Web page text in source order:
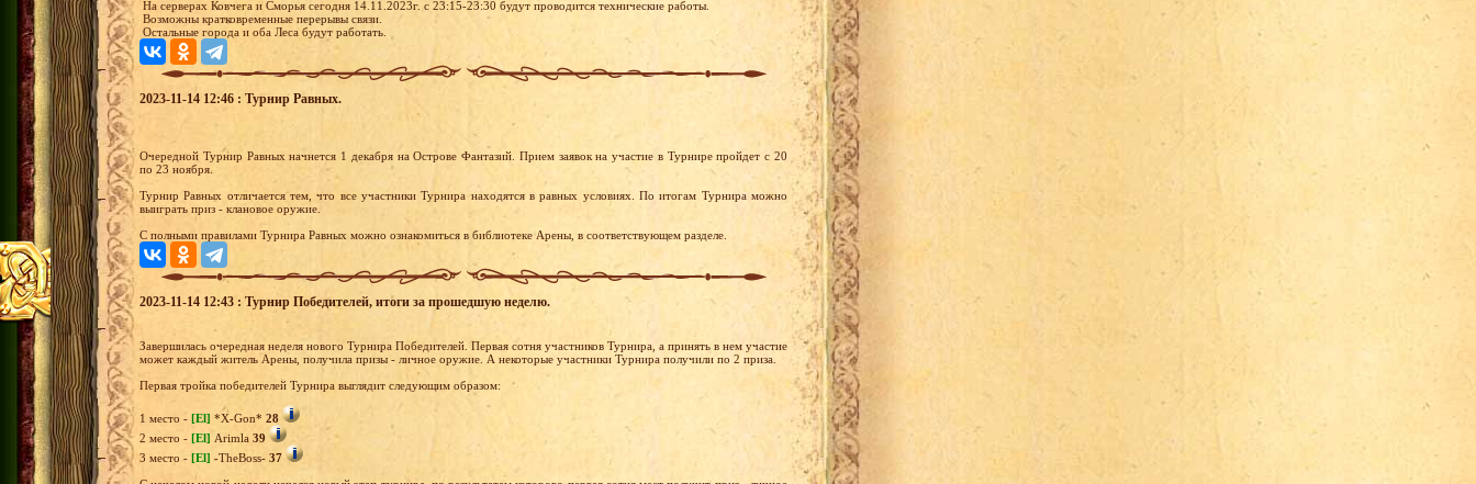
На серверах Ковчега и Сморья сегодня 14.11.2023г. с 23:15-23:30 будут проводится технические работы.
Возможны кратковременные перерывы связи.
Остальные города и оба Леса будут работать.
2023-11-14 12:46 : Турнир Равных.
Очередной Турнир Равных начнется 1 декабря на Острове Фантазий. Прием заявок на участие в Турнире пройдет с 20
по 23 ноября.
Турнир Равных отличается тем, что все участники Турнира находятся в равных условиях. По итогам Турнира можно
выиграть приз - клановое оружие.
С полными правилами Турнира Равных можно ознакомиться в библиотеке Арены, в соответствующем разделе.
2023-11-14 12:43 : Турнир Победителей, итоги за прошедшую неделю.
Завершилась очередная неделя нового Турнира Победителей. Первая сотня участников Турнира, а принять в нем участие
может каждый житель Арены, получила призы - личное оружие. А некоторые участники Турнира получили по 2 приза.
Первая тройка победителей Турнира выглядит следующим образом:
1 место - [El] *X-Gon* 28
2 место - [El] Arimla 39
3 место - [El] -TheBoss- 37